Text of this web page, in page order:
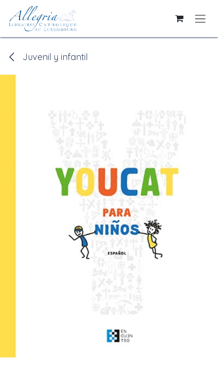
Se rendre au contenu
Juvenil y infantil